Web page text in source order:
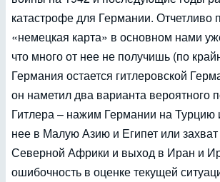
катастрофе для Германии. Отчетливо
«немецкая карта» в основном нами
что много от нее не получишь (по
Германия остается гитлеровской
он наметил два варианта вероятного
Гитлера – нажим Германии на Турцию
нее в Малую Азию и Египет или
Северной Африки и выход в Иран и
ошибочность в оценке текущей